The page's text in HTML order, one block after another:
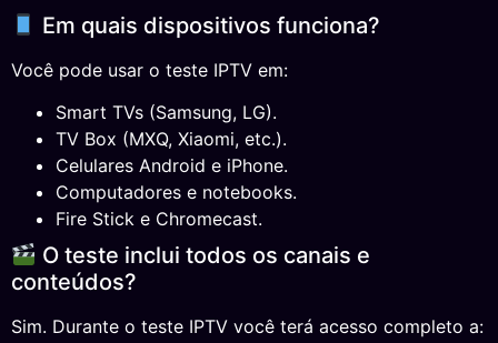
Em quais dispositivos funciona?
Você pode usar o teste IPTV em:
Smart TVs (Samsung, LG).
TV Box (MXQ, Xiaomi, etc.).
Celulares Android e iPhone.
Computadores e notebooks.
Fire Stick e Chromecast.
O teste inclui todos os canais e
conteúdos?
Sim. Durante o teste IPTV você terá acesso completo a: